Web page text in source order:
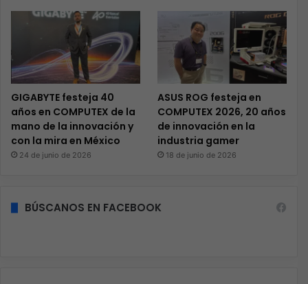
GIGABYTE festeja 40
años en COMPUTEX de la
mano de la innovación y
con la mira en México
24 de junio de 2026
ASUS ROG festeja en
COMPUTEX 2026, 20 años
de innovación en la
industria gamer
18 de junio de 2026
BÚSCANOS EN FACEBOOK